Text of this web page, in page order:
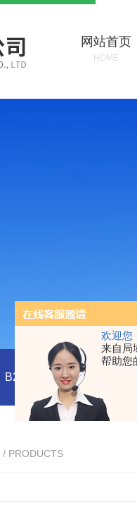
欢迎您
来自局
帮助您
网站首页
HOME
/ PRODUCTS